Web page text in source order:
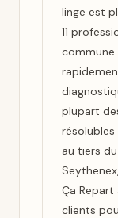
linge est
11
commune
plupart
au tiers
Ça
clients